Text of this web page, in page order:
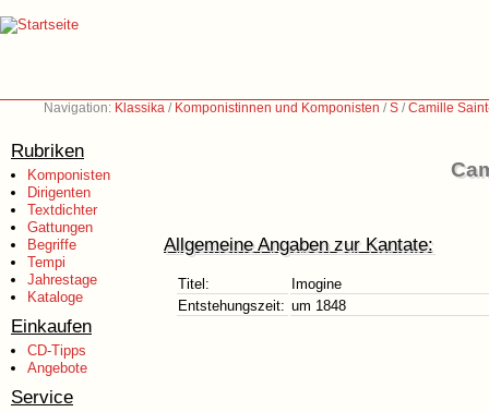
Navigation: Klassika / Komponistinnen und Komponisten /S /Camille
Rubriken
Komponisten
Dirigenten
Textdichter
Gattungen
Begriffe
Tempi
Jahrestage
Kataloge
Einkaufen
CD-Tipps
Angebote
Service
Allgemeine Angaben zur Kantate:
Titel:
Imogine
Entstehungszeit: um 1848